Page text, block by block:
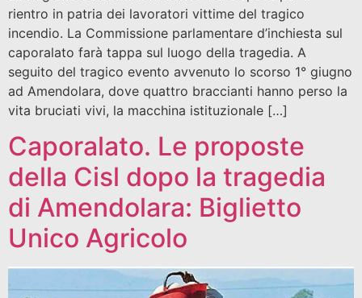
rientro in patria dei lavoratori vittime del tragico
incendio. La Commissione parlamentare d’inchiesta sul
caporalato farà tappa sul luogo della tragedia. A
seguito del tragico evento avvenuto lo scorso 1° giugno
ad Amendolara, dove quattro braccianti hanno perso la
vita bruciati vivi, la macchina istituzionale […]
Caporalato. Le proposte
della Cisl dopo la tragedia
di Amendolara: Biglietto
Unico Agricolo